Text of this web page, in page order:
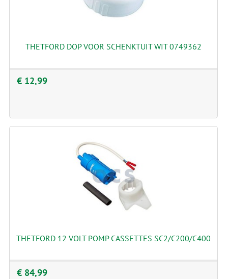
THETFORD DOP VOOR SCHENKTUIT WIT 0749362
€ 12,99
THETFORD 12 VOLT POMP CASSETTES SC2/C200/C400
€ 84,99